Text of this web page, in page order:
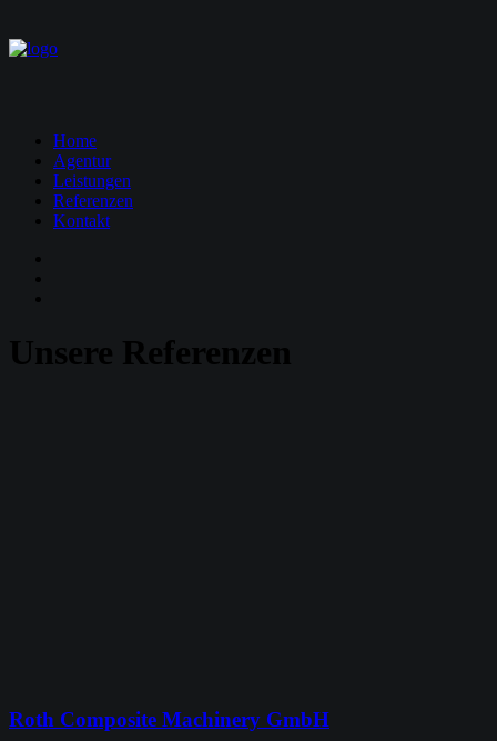
Home
Agentur
Leistungen
Referenzen
Kontakt
Unsere Referenzen
Roth Composite Machinery GmbH